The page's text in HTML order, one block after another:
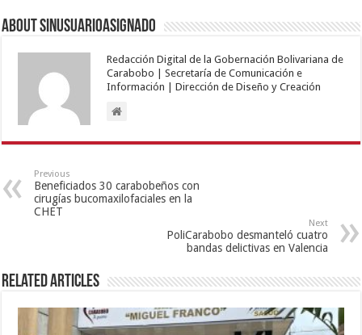
About sinusuarioasignado
Redacción Digital de la Gobernación Bolivariana de
Carabobo | Secretaría de Comunicación e
Información | Dirección de Diseño y Creación
Previous
Beneficiados 30 carabobeños con
cirugías bucomaxilofaciales en la
CHET
Next
PoliCarabobo desmanteló cuatro
bandas delictivas en Valencia
Related Articles